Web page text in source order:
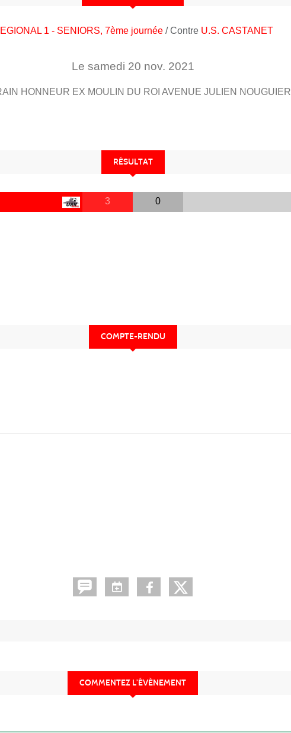
1 - SENIORS, 7ème journée / Contre U.S. CASTANET
Le samedi 20 nov. 2021
HONNEUR EX MOULIN DU ROI AVENUE JULIEN NOUGUIER
RÉSULTAT
3 0
COMPTE-RENDU
COMMENTEZ L’ÉVÈNEMENT